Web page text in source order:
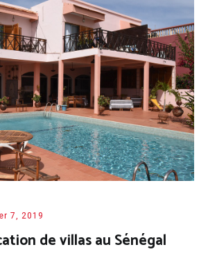
7, 2019
de villas au Sénégal